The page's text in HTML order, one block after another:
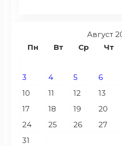
Август
Пн
Вт Ср Чт
3
4 5 6
10
11 12 13
17
18 19 20
24
25 26 27
31